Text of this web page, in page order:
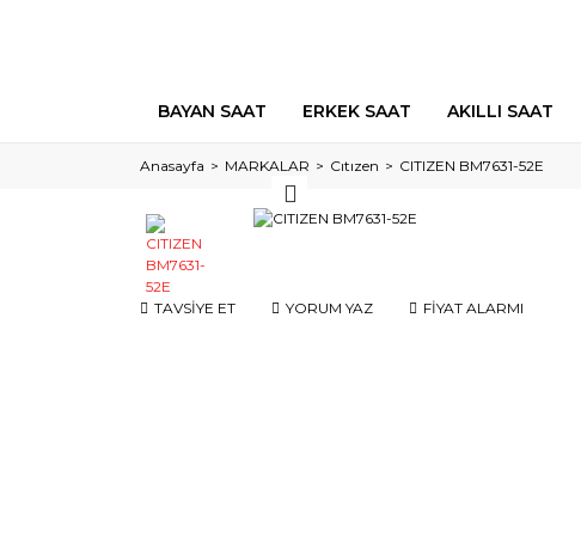
BAYAN SAAT ERKEK SAAT AKILLI SAAT
Anasayfa MARKALAR Cıtızen CITIZEN BM7631-52E
TAVSİYE ET YORUM YAZ FİYAT ALARMI